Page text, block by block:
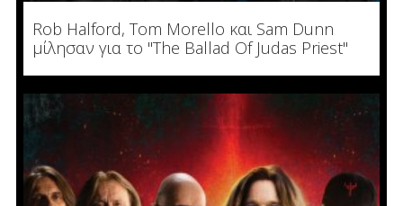
Rob Halford, Tom Morello και Sam Dunn
μίλησαν για το "The Ballad Of Judas Priest"